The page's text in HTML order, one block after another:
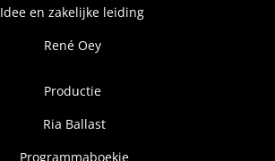
Idee en zakelijke leiding
René Oey
Productie
Ria Ballast
Programmaboekje